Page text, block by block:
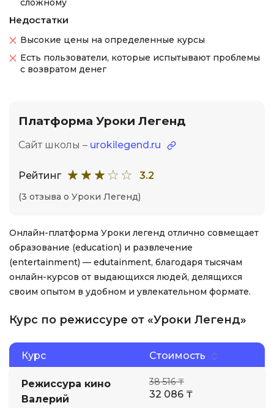
сложному
Недостатки
Высокие цены на определенные курсы
Есть пользователи, которые испытывают проблемы
с возвратом денег
Платформа Уроки Легенд
Сайт школы – urokilegend.ru
Рейтинг 3.2
(3 отзыва о Уроки Легенд)
Онлайн-платформа Уроки легенд отлично совмещает
образование (education) и развлечение
(entertainment) — edutainment, благодаря тысячам
онлайн-курсов от выдающихся людей, делящихся
своим опытом в удобном и увлекательном формате.
Курс по режиссуре от «Уроки Легенд»
Курс Стоимость
Режиссура кино
Валерий
38 516 ₸
32 086 ₸